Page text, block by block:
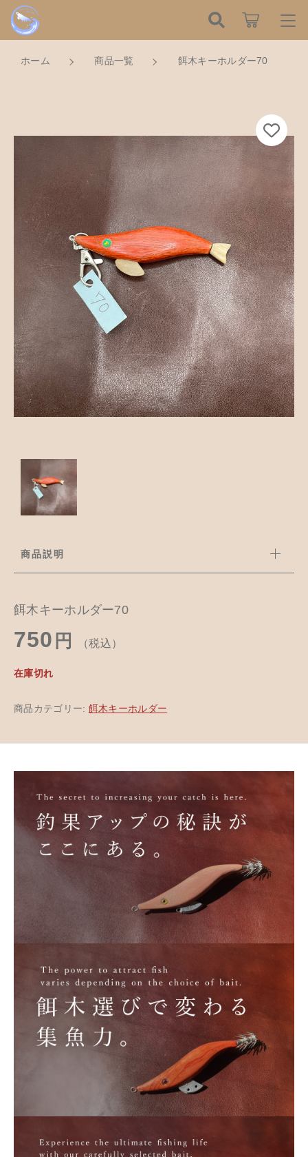
ホーム 商品一覧 餌木キーホルダー70
商品説明
餌木キーホルダー70
750 円 （税込）
在庫切れ
商品カテゴリー: 餌木キーホルダー
カートに商品を追加しました
750円（税込）
ショッピングを続ける
カートを確認する
ログイン / 会員登録
新着商品から探す
Tomorrow is a new dayについて
ショッピングガイド
お知らせ
ブログ
お問い合わせ
ハンドメイドの餌木（エギ）
餌木キーホルダー
木工アクセサリー
木工小物
革製品
アクセサリー
木工ペット用品
樹脂粘土
こだわり検索
～
その他
在庫あり セール
並び順